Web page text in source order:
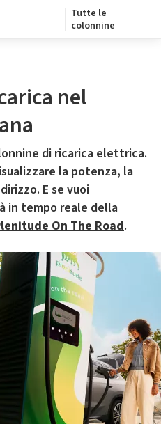
Tutte le
colonnine
nel
di ricarica elettrica.
la potenza, la
E se vuoi
in tempo reale della
On The Road.